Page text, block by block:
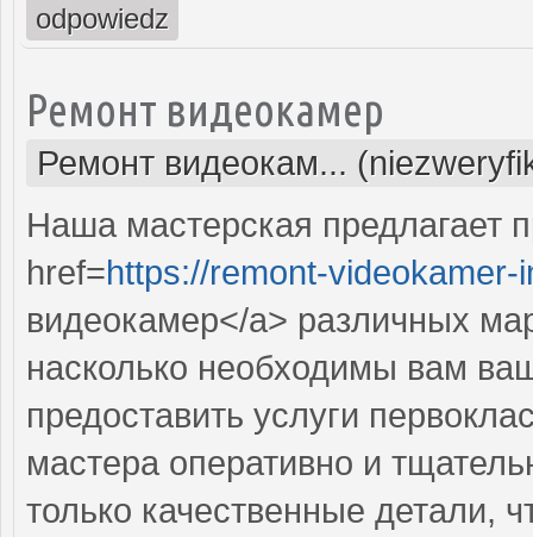
odpowiedz
Ремонт видеокамер
Ремонт видеокам...
Наша мастерская предлагает
href=https://remont-videokamer-
видеокамер</a> различных
насколько необходимы вам
предоставить услуги
мастера оперативно и
только качественные детали,